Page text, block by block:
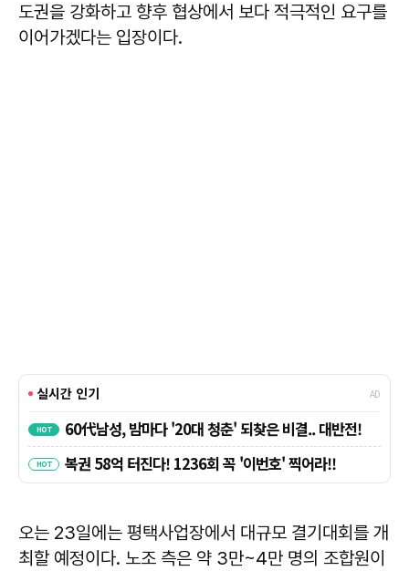
도권을 강화하고 향후 협상에서 보다 적극적인 요구를
이어가겠다는 입장이다.
오는 23일에는 평택사업장에서 대규모 결기대회를 개
최할 예정이다. 노조 측은 약 3만~4만 명의 조합원이